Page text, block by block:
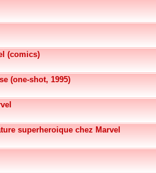
(comics)
(one-shot, 1995)
superheroique chez Marvel